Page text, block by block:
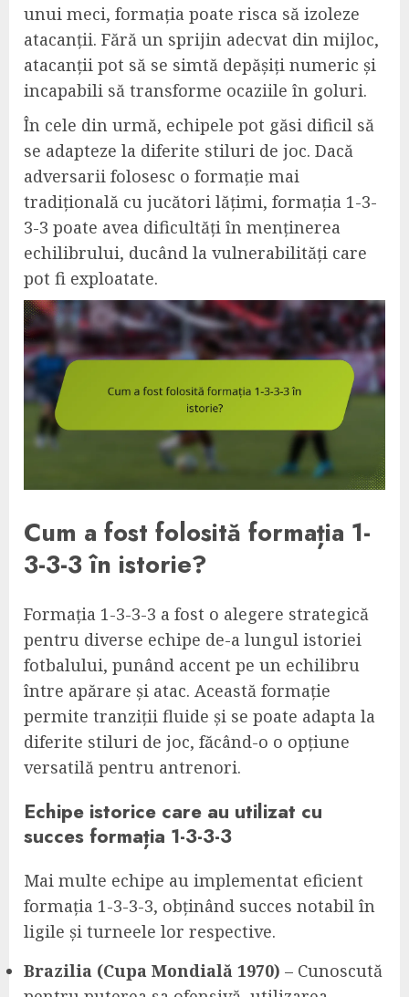
unui meci, formația poate risca să izoleze
atacanții. Fără un sprijin adecvat din mijloc,
atacanții pot să se simtă depășiți numeric și
incapabili să transforme ocaziile în goluri.
În cele din urmă, echipele pot găsi dificil să
se adapteze la diferite stiluri de joc. Dacă
adversarii folosesc o formație mai
tradițională cu jucători lățimi, formația 1-3-
3-3 poate avea dificultăți în menținerea
echilibrului, ducând la vulnerabilități care
pot fi exploatate.
Cum a fost folosită formația 1-
3-3-3 în istorie?
Formația 1-3-3-3 a fost o alegere strategică
pentru diverse echipe de-a lungul istoriei
fotbalului, punând accent pe un echilibru
între apărare și atac. Această formație
permite tranziții fluide și se poate adapta la
diferite stiluri de joc, făcând-o o opțiune
versatilă pentru antrenori.
Echipe istorice care au utilizat cu
succes formația 1-3-3-3
Mai multe echipe au implementat eficient
formația 1-3-3-3, obținând succes notabil în
ligile și turneele lor respective.
Brazilia (Cupa Mondială 1970) – Cunoscută